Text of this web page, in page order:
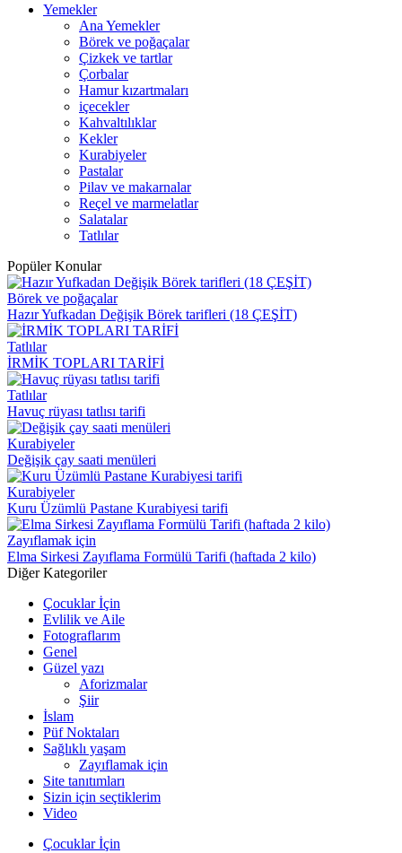
Yemekler
Ana Yemekler
Börek ve poğaçalar
Çizkek ve tartlar
Çorbalar
Hamur kızartmaları
içecekler
Kahvaltılıklar
Kekler
Kurabiyeler
Pastalar
Pilav ve makarnalar
Reçel ve marmelatlar
Salatalar
Tatlılar
Popüler Konular
Börek ve poğaçalar
Hazır Yufkadan Değişik Börek tarifleri (18 ÇEŞİT)
Tatlılar
İRMİK TOPLARI TARİFİ
Tatlılar
Havuç rüyası tatlısı tarifi
Kurabiyeler
Değişik çay saati menüleri
Kurabiyeler
Kuru Üzümlü Pastane Kurabiyesi tarifi
Zayıflamak için
Elma Sirkesi Zayıflama Formülü Tarifi (haftada 2 kilo)
Diğer Kategoriler
Çocuklar İçin
Evlilik ve Aile
Fotograflarım
Genel
Güzel yazı
Aforizmalar
Şiir
İslam
Püf Noktaları
Sağlıklı yaşam
Zayıflamak için
Site tanıtımları
Sizin için seçtiklerim
Video
Çocuklar İçin